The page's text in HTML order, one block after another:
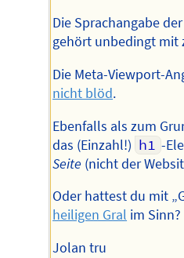
Die Sprachangabe
gehört unbedingt mit
Die Meta-Viewport-
nicht blöd.
Ebenfalls als zum
das (Einzahl!) h1 -
Seite (nicht der
Oder hattest du mit
heiligen Gral im Sinn?
Jolan tru